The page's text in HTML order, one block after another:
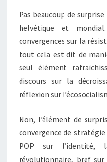
Pas beaucoup de
helvétique et
convergences sur la
tout cela est dit de
seul élément
discours sur la
réflexion sur
Non, l’élément de
convergence de
POP sur l’identité,
révolutionnaire, bref sur